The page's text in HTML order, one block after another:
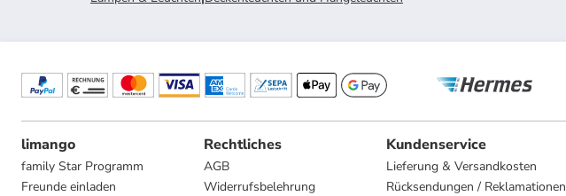
limango
family Star Programm
Freunde einladen
Rechtliches
AGB
Widerrufsbelehrung
Kundenservice
Lieferung & Versandkosten
Rücksendungen / Reklamationen